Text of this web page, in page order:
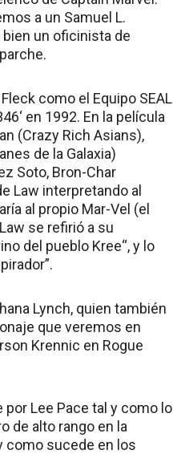
a un Samuel L.
un oficinista de
como el Equipo SEAL
en 1992. En la película
(Crazy Rich Asians),
de la Galaxia)
Soto, Bron-Char
Law interpretando al
al propio Mar-Vel (el
se refirió a su
del pueblo Kree“, y lo
Lynch, quien también
que veremos en
Krennic en Rogue
Lee Pace tal y como lo
de alto rango en la
como sucede en los